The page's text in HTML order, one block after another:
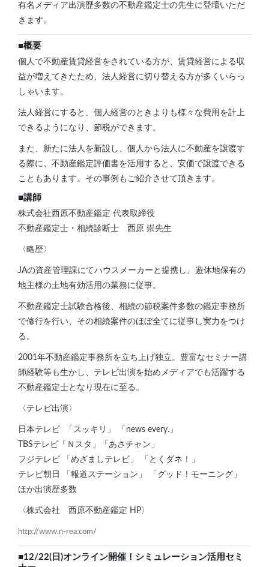
有名メディア出演歴多数の不動産鑑定士の先生に登壇いただ
きます。
■概要
個人で不動産賃貸経営をされている方が、賃貸経営による収
益が増えてきたため、法人経営に切り替える方が多くいらっ
しゃいます。
法人経営にすると、個人経営のときよりも様々な費用を計上
できるようになり、節税ができます。
また、新たに法人を新設し、個人から法人に不動産を譲渡す
る際に、不動産鑑定評価書を活用すると、安価で譲渡できる
こともあります。その事例もご紹介させて頂きます。
■講師
株式会社西原不動産鑑定 代表取締役
不動産鑑定士・相続診断士 西原 崇先生
〈略歴〉
JAの資産管理課にてハウスメーカーと提携し、遊休地保有の
地主様の土地有効活用の業務に従事。
不動産鑑定士試験合格後、相続の節税案件多数の鑑定事務所
で修行を行い、その相続案件のほぼ全てに従事し実力をつけ
る。
2001年不動産鑑定事務所を立ち上げ独立。豊富なセミナー講
師経験等も生かし、テレビ出演を始めメディアでも活躍する
不動産鑑定士となり現在に至る。
〈テレビ出演〉
日本テレビ 「スッキリ」 「news every.」
TBSテレビ「Ｎスタ」「あさチャン」
フジテレビ 「めざましテレビ」 「とくダネ！」
テレビ朝日 「報道ステーション」 「グッド！モーニング」
ほか出演歴多数
〈株式会社 西原不動産鑑定 HP〉
http://www.n-rea.com/
■12/22(日)オンライン開催！シミュレーション活用セミ